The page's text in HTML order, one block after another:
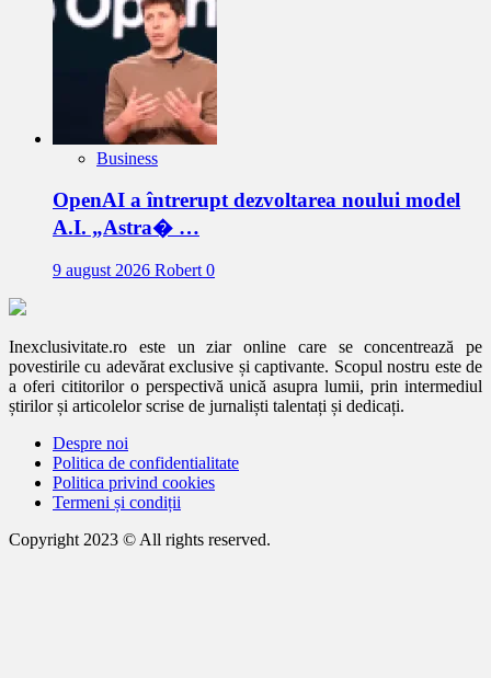
Business
OpenAI a întrerupt dezvoltarea noului model
A.I. „Astra� …
9 august 2026 Robert 0
Inexclusivitate.ro este un ziar online care se concentrează pe
povestirile cu adevărat exclusive și captivante. Scopul nostru este de
a oferi cititorilor o perspectivă unică asupra lumii, prin intermediul
știrilor și articolelor scrise de jurnaliști talentați și dedicați.
Despre noi
Politica de confidentialitate
Politica privind cookies
Termeni și condiții
Copyright 2023 © All rights reserved.